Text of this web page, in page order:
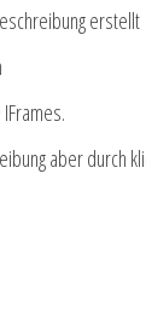
erstellt
aber durch